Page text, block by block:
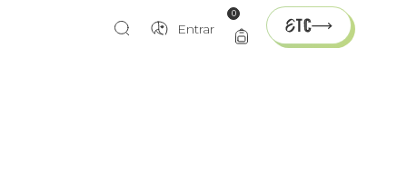
Entrar
0